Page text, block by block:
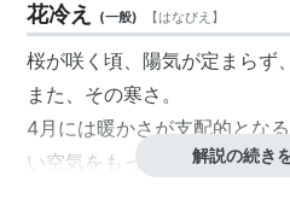
花冷え (一般) 【はなびえ 】
桜が咲く頃、陽気が定まらず
また、その寒さ。
4月には暖かさが支配的とな
い空気をもった高気圧が南下
解説の続き